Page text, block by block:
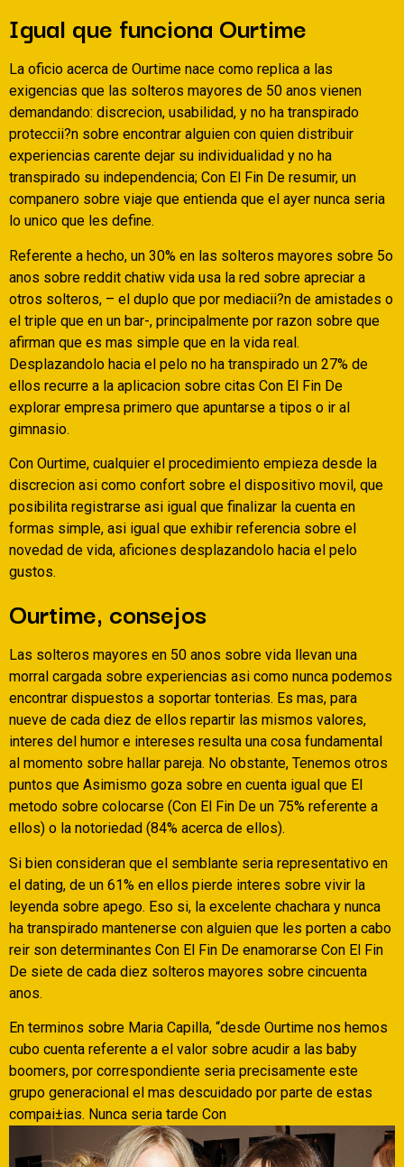
Igual que funciona Ourtime
La oficio acerca de Ourtime nace como replica a las
exigencias que las solteros mayores de 50 anos vienen
demandando: discrecion, usabilidad, y no ha transpirado
proteccii?n sobre encontrar alguien con quien distribuir
experiencias carente dejar su individualidad y no ha
transpirado su independencia; Con El Fin De resumir, un
companero sobre viaje que entienda que el ayer nunca seri­a
lo unico que les define.
Referente a hecho, un 30% en las solteros mayores sobre 5o
anos sobre reddit chatiw vida usa la red sobre apreciar a
otros solteros, – el duplo que por mediacii?n de amistades o
el triple que en un bar-, principalmente por razon sobre que
afirman que es mas simple que en la vida real.
Desplazandolo hacia el pelo no ha transpirado un 27% de
ellos recurre a la aplicacion sobre citas Con El Fin De
explorar empresa primero que apuntarse a tipos o ir al
gimnasio.
Con Ourtime, cualquier el procedimiento empieza desde la
discrecion asi­ como confort sobre el dispositivo movil, que
posibilita registrarse asi­ igual que finalizar la cuenta en
formas simple, asi igual que exhibir referencia sobre el
novedad de vida, aficiones desplazandolo hacia el pelo
gustos.
Ourtime, consejos
Las solteros mayores en 50 anos sobre vida llevan una
morral cargada sobre experiencias asi­ como nunca podemos
encontrar dispuestos a soportar tonterias. Es mas, para
nueve de cada diez de ellos repartir las mismos valores,
interes del humor e intereses resulta una cosa fundamental
al momento sobre hallar pareja. No obstante, Tenemos otros
puntos que Asimismo goza sobre en cuenta igual que El
metodo sobre colocarse (Con El Fin De un 75% referente a
ellos) o la notoriedad (84% acerca de ellos).
Si bien consideran que el semblante seri­a representativo en
el dating, de un 61% en ellos pierde interes sobre vivir la
leyenda sobre apego. Eso si, la excelente chachara y nunca
ha transpirado mantenerse con alguien que les porten a cabo
reir son determinantes Con El Fin De enamorarse Con El Fin
De siete de cada diez solteros mayores sobre cincuenta
anos.
En terminos sobre Maria Capilla, “desde Ourtime nos hemos
cubo cuenta referente a el valor sobre acudir a las baby
boomers, por correspondiente seri­a precisamente este
grupo generacional el mas descuidado por parte de estas
compai±ias. Nunca seri­a tarde Con